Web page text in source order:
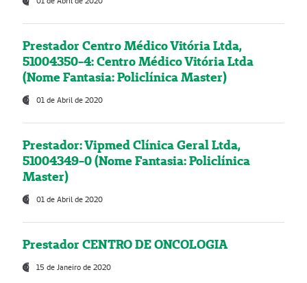
Prestador Centro Médico Vitória Ltda,
51004350-4: Centro Médico Vitória Ltda
(Nome Fantasia: Policlínica Master)
01 de Abril de 2020
Prestador: Vipmed Clínica Geral Ltda,
51004349-0 (Nome Fantasia: Policlínica
Master)
01 de Abril de 2020
Prestador CENTRO DE ONCOLOGIA
15 de Janeiro de 2020